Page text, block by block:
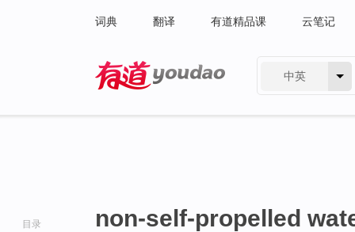
词典 翻译 有道精品课 云笔记
中英
目录 non-self-propelled